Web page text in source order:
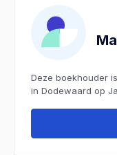
Deze boekhouder
in Dodewaard op